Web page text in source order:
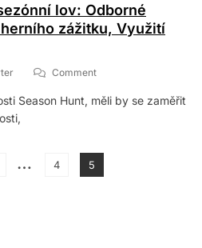
lov: Odborné
zážitku, Využití
CommentOn
Odměn
Strategie,
Season Hunt, měli by se zaměřit
Posts
pagination
… Page
4 Page
5